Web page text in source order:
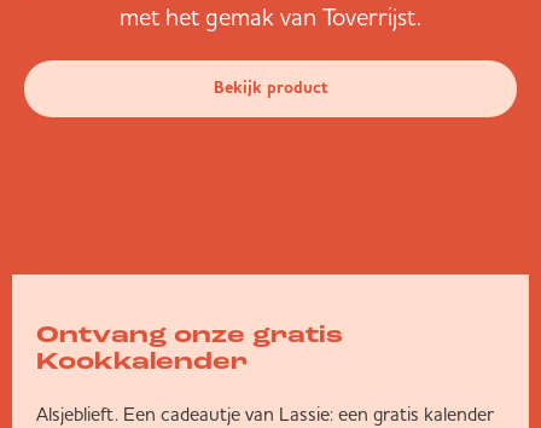
met het gemak van Toverrijst.
Bekijk product
Ontvang onze gratis
Kookkalender
Alsjeblieft. Een cadeautje van Lassie: een gratis kalender